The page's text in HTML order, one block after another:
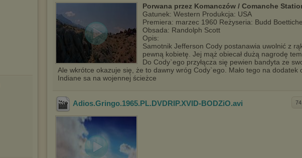
wyświetlona przypadkowo.
Istnieje możliwość zmiany ustawień przeglądarki internetowej w
sposób uniemożliwiający przechowywanie plików cookies na
urządzeniu końcowym. Można również usunąć pliki cookies,
dokonując odpowiednich zmian w ustawieniach przeglądarki
Pełną informację na ten temat znajdziesz pod adresem
http://chomikuj.pl/PolitykaPrywatnosci.aspx.
Porwana przez Komanczów / Comanche
Gatunek: Western Produkcja: USA
Premiera: marzec 1960 Reżyseria: Budd
Obsada: Randolph Scott
Opis:
Samotnik Jefferson Cody postanawia uwolnić z
pewną kobietę. Jej mąż obiecał dużą nagrodę
Do Cody`ego przyłącza się pewien bandyta ze
Ale wkrótce okazuje się, że to dawny wróg Cody`ego. Mało tego na dodatek
Indiane sa na wojennej ścieżce
Adios.Gringo.1965.PL.DVDRIP.XVID-BODZiO.avi